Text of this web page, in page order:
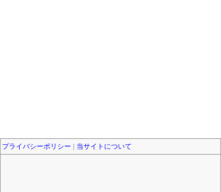
プライバシーポリシー 当サイトについて